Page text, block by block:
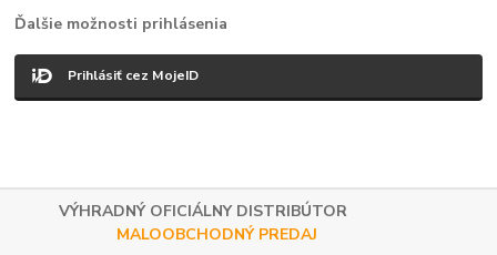
Ďalšie možnosti prihlásenia
Prihlásiť cez MojeID
VÝHRADNÝ OFICIÁLNY DISTRIBÚTOR
MALOOBCHODNÝ PREDAJ